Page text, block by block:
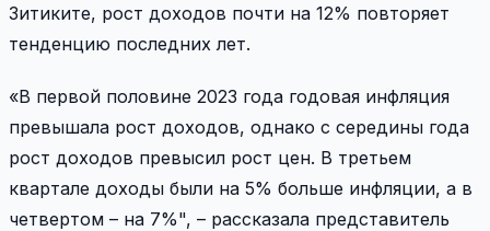
Зитиките, рост доходов почти на 12% повторяет
тенденцию последних лет.
«В первой половине 2023 года годовая инфляция
превышала рост доходов, однако с середины года
рост доходов превысил рост цен. В третьем
квартале доходы были на 5% больше инфляции, а в
четвертом – на 7%", – рассказала представитель